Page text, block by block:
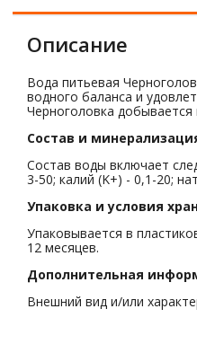
Описание
Вода питьевая
водного баланса и
Черноголовка добывается
Состав и
Состав воды включает
3-50; калий (K+) - 0,1-20;
Упаковка и условия
Упаковывается в
12 месяцев.
Дополнительная
Внешний вид и/или